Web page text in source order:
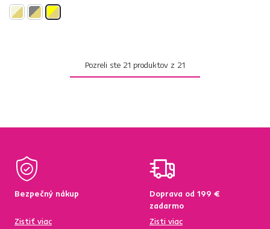
Pozreli ste 21 produktov z 21
Bezpečný nákup
Zistiť viac
Doprava od 199 €
zadarmo
Zisti viac